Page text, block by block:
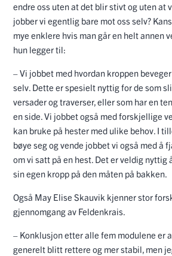
endre oss uten at det blir stivt og uten at
jobber vi egentlig bare mot oss selv?
mye enklere hvis man går en helt annen
hun legger til:
– Vi jobbet med hvordan kroppen
selv. Dette er spesielt nyttig for de som
versader og traverser, eller som har en
en side. Vi jobbet også med forskjellige
kan bruke på hester med ulike behov. I
bøye seg og vende jobbet vi også med å
om vi satt på en hest. Det er veldig nyttig
sin egen kropp på den måten på bakken.
Også May Elise Skauvik kjenner stor
gjennomgang av Feldenkrais.
– Konklusjon etter alle fem modulene er
generelt blitt rettere og mer stabil, men